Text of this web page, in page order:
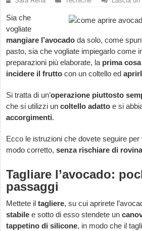
Sia che
vogliate
mangiare l’avocado da solo, come
pasto, sia che vogliate impiegarlo come
preparazioni più elaborate, la prima cosa
incidere il frutto con un coltello ed
Si tratta di un’operazione piuttosto
che si utilizzi uncoltello adatto e si
accorgimenti.
Ecco le istruzioni che dovete seguire per
modo corretto,senza rischiare di
Tagliare l’avocado:
passaggi
Mettete iltagliere, su cui aprirete
stabile e sotto di esso stendete un
tappetino di silicone, in modo che il